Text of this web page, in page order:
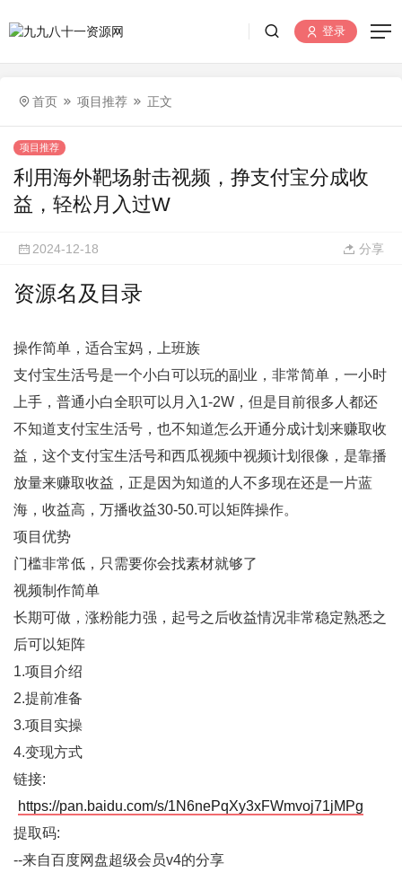
登录
首页 项目推荐 正文
项目推荐
利用海外靶场射击视频，挣支付宝分成收
益，轻松月入过W
2024-12-18 分享
资源名及目录
操作简单，适合宝妈，上班族
支付宝生活号是一个小白可以玩的副业，非常简单，一小时
上手，普通小白全职可以月入1-2W，但是目前很多人都还
不知道支付宝生活号，也不知道怎么开通分成计划来赚取收
益，这个支付宝生活号和西瓜视频中视频计划很像，是靠播
放量来赚取收益，正是因为知道的人不多现在还是一片蓝
海，收益高，万播收益30-50.可以矩阵操作。
项目优势
门槛非常低，只需要你会找素材就够了
视频制作简单
长期可做，涨粉能力强，起号之后收益情况非常稳定熟悉之
后可以矩阵
1.项目介绍
2.提前准备
3.项目实操
4.变现方式
链接:
https://pan.baidu.com/s/1N6nePqXy3xFWmvoj71jMPg
提取码:
--来自百度网盘超级会员v4的分享